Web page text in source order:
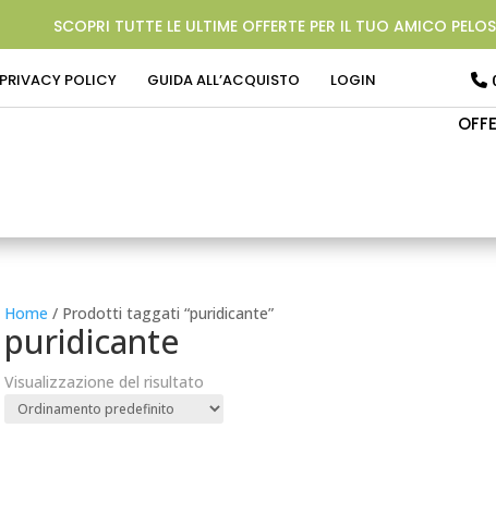
SCOPRI TUTTE LE ULTIME OFFERTE PER IL TUO AMICO
PRIVACY POLICY GUIDA ALL’ACQUISTO LOGIN
Home / Prodotti taggati “puridicante”
puridicante
Visualizzazione del risultato